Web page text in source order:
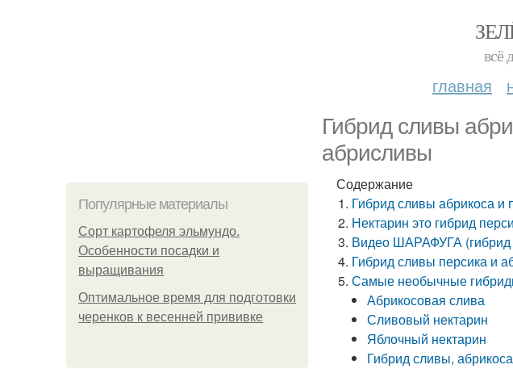
всё
главная
Гибрид сливы
абрисливы
Популярные материалы
Сорт картофеля эльмундо.
Особенности посадки и
выращивания
Оптимальное время для подготовки
черенков к весенней прививке
Содержание
Гибрид сливы абрикоса
Нектарин это гибрид
Видео ШАРАФУГА (гибрид
Гибрид сливы персика и
Самые необычные
Абрикосовая слива
Сливовый нектарин
Яблочный нектарин
Гибрид сливы,